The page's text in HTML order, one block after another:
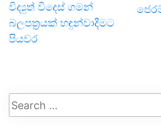
විද්‍යුත් විදෙස් ගමන්
බලපත්‍රයක් හඳුන්වාදීමට
පියවර